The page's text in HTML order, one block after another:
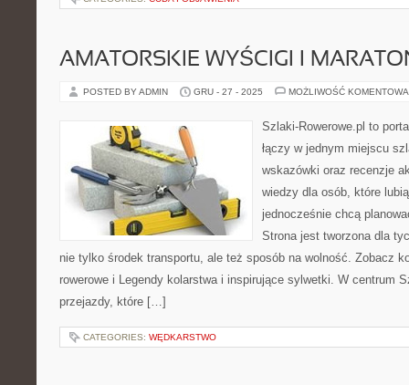
AMATORSKIE WYŚCIGI I
POSTED BY ADMIN GRU - 27 - 2025 MOŻLIWOŚĆ
Szlaki-Rowerowe.pl to
łączy w jednym miejscu
wskazówki oraz recenzje
wiedzy dla osób, które
jednocześnie chcą
Strona jest tworzona dla
nie tylko środek transportu, ale też sposób na wolność. Zobacz
rowerowe i Legendy kolarstwa i inspirujące sylwetki. W centrum
przejazdy, które […]
CATEGORIES: WĘDKARSTWO